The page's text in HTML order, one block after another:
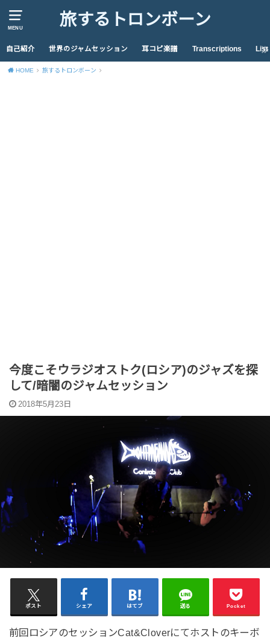
MENU 旅するトロンボーン
自己紹介 世界のジャムセッション 耳コピ楽譜 Transcriptions List
HOME 旅するトロンボーン
今度こそウラジオストク(ロシア)のジャズを探
して/暗闇のジャムセッション
2018年5月23日
ポスト シェア はてブ 送る Pocket
前回ロシアのセッションCat&Cloverにてホストのキーボ